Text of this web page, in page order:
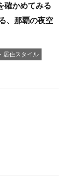
確かめてみる
、那覇の夜空
居住スタイル